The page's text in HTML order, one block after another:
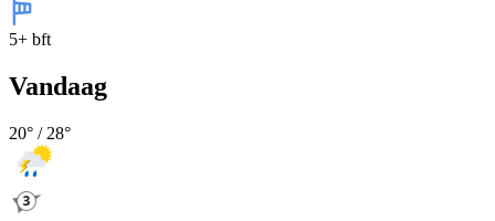
5+ bft
Vandaag
20° / 28°